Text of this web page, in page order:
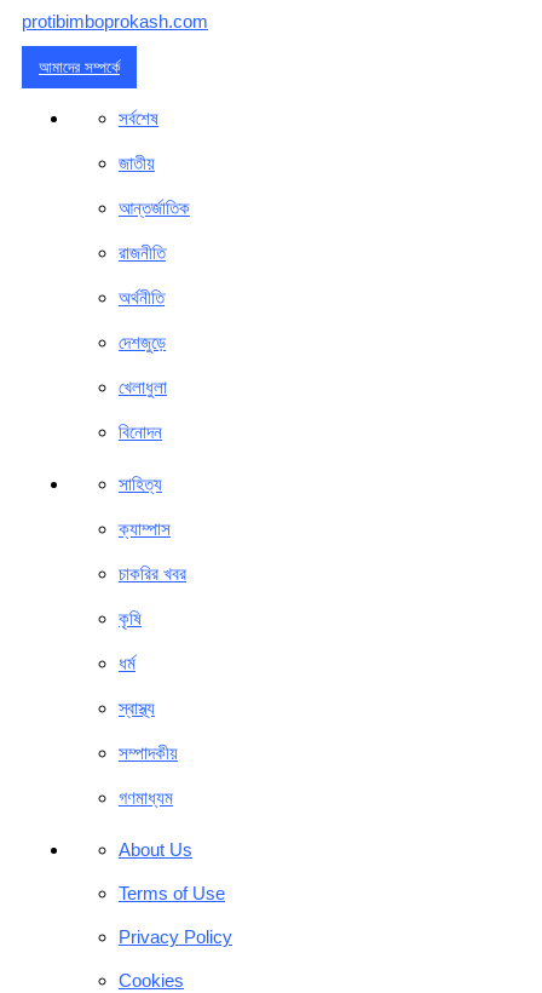
protibimboprokash.com
আমাদের সম্পর্কে
সর্বশেষ
জাতীয়
আন্তর্জাতিক
রাজনীতি
অর্থনীতি
দেশজুড়ে
খেলাধুলা
বিনোদন
সাহিত্য
ক্যাম্পাস
চাকরির খবর
কৃষি
ধর্ম
স্বাস্থ্য
সম্পাদকীয়
গণমাধ্যম
About Us
Terms of Use
Privacy Policy
Cookies